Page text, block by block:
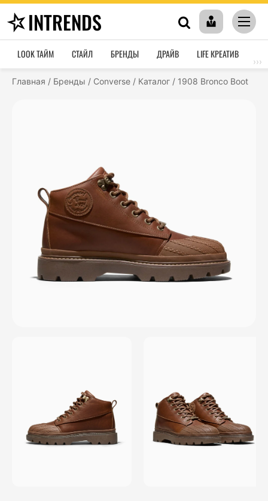
INTRENDS
LOOK ТАЙМ СТАЙЛ БРЕНДЫ ДРАЙВ LIFE КРЕАТИВ
›››
Главная / Бренды / Converse / Каталог / 1908 Bronco Boot